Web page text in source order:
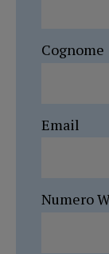
Cognome
Email
Numero